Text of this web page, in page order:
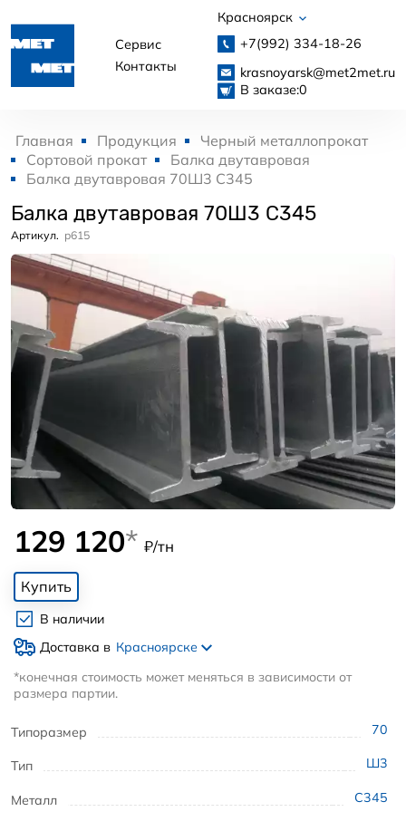
Сервис
Контакты
Красноярск
+7(992) 334-18-26
krasnoyarsk@met2met.ru
В заказе:0
Главная Продукция
Черный металлопрокат
Сортовой прокат
Балка двутавровая
Балка двутавровая 70Ш3 С345
Балка двутавровая 70Ш3 С345
Артикул. p615
Типоразмер 70
Тип Ш3
Металл С345
129 120* ₽/тн
Купить
В наличии
Доставка в Красноярске
*конечная стоимость может меняться в зависимости от
размера партии.